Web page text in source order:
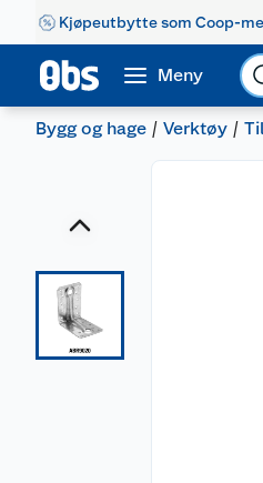
Kjøpeutbytte som Coop-
Meny
Bygg og hage Verktøy